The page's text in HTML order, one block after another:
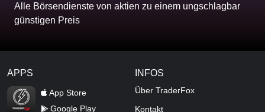
Alle Börsendienste von aktien zu einem ungschlagbar
günstigen Preis
APPS
TraderFox Flash
App Store
Google Play
INFOS
Über TraderFox
Kontakt